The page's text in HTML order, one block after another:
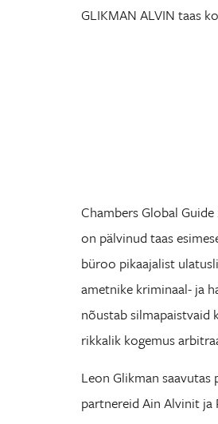
GLIKMAN ALVIN taas
Chambers Global
on pälvinud taas
büroo pikaajalist
ametnike kriminaal- ja
nõustab silmapaistvaid
rikkalik kogemus
Leon Glikman
partnereid Ain Alvinit ja